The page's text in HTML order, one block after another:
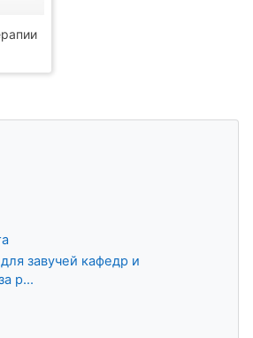
завучей кафедр и
р...